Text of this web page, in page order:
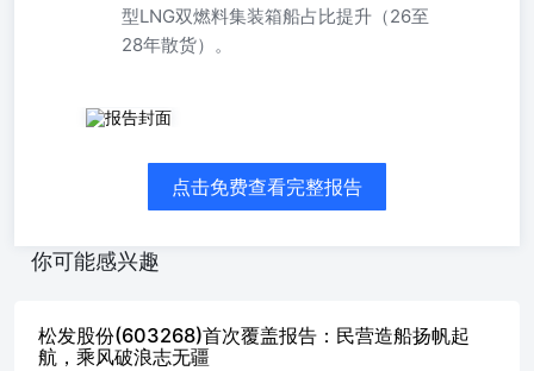
型LNG双燃料集装箱船占比提升（26至
28年散货）。
点击免费查看完整报告
你可能感兴趣
松发股份(603268)首次覆盖报告：民营造船扬帆起
航，乘风破浪志无疆